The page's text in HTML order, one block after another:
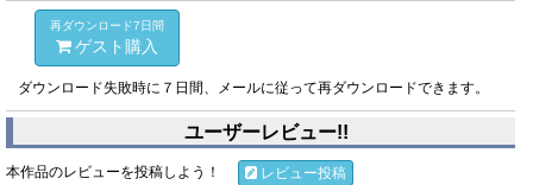
再ダウンロード7日間
ゲスト購入
ダウンロード失敗時に７日間、メールに従って再ダウンロードできます。
ユーザーレビュー!!
本作品のレビューを投稿しよう！
レビュー投稿